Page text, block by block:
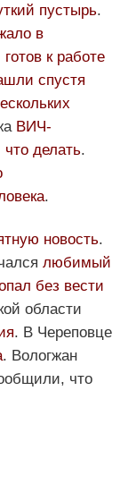
пустырь.
в
готов к работе
спустя
ВИЧ-
что делать.
.
новость.
любимый
без вести
области
. В Череповце
. Вологжан
что